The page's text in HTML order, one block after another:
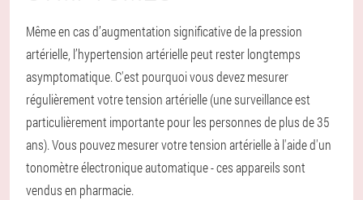
Même en cas d’augmentation significative de la pression
artérielle, l’hypertension artérielle peut rester longtemps
asymptomatique. C'est pourquoi vous devez mesurer
régulièrement votre tension artérielle (une surveillance est
particulièrement importante pour les personnes de plus de 35
ans). Vous pouvez mesurer votre tension artérielle à l'aide d'un
tonomètre électronique automatique - ces appareils sont
vendus en pharmacie.